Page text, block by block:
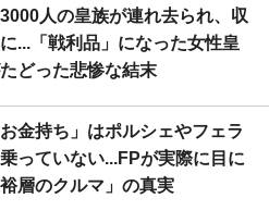
人の皇族が連れ去られ、収
...「戦利品」になった女性皇
どった悲惨な結末
お金持ち」はポルシェやフェラ
っていない...FPが実際に目に
層のクルマ」の真実